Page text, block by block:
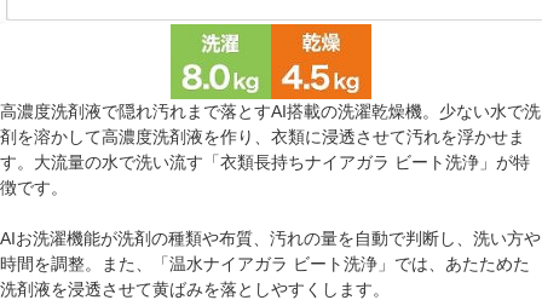
高濃度洗剤液で隠れ汚れまで落とすAI搭載の洗濯乾燥機。少ない水で洗
剤を溶かして高濃度洗剤液を作り、衣類に浸透させて汚れを浮かせま
す。大流量の水で洗い流す「衣類長持ちナイアガラ ビート洗浄」が特
徴です。
AIお洗濯機能が洗剤の種類や布質、汚れの量を自動で判断し、洗い方や
時間を調整。また、「温水ナイアガラ ビート洗浄」では、あたためた
洗剤液を浸透させて黄ばみを落としやすくします。